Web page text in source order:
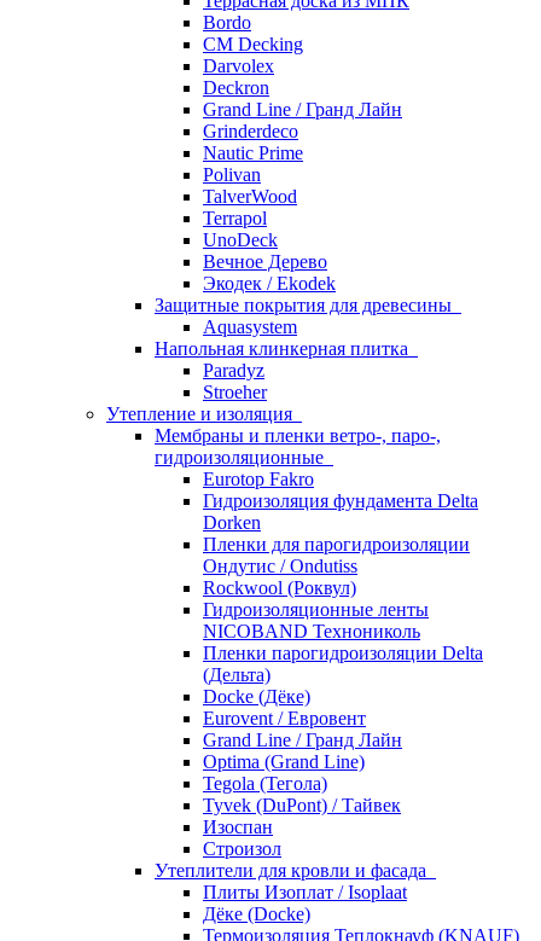
Bordo
CM Decking
Darvolex
Deckron
Grand Line / Гранд Лайн
Grinderdeco
Nautic Prime
Polivan
TalverWood
Terrapol
UnoDeck
Вечное Дерево
Экодек / Ekodek
Защитные покрытия для древесины
Aquasystem
Напольная клинкерная плитка
Paradyz
Stroeher
Утепление и изоляция
Мембраны и пленки ветро-, паро-,
гидроизоляционные
Eurotop Fakro
Гидроизоляция фундамента Delta
Dorken
Пленки для парогидроизоляции
Ондутис / Ondutiss
Rockwool (Роквул)
Гидроизоляционные ленты
NICOBAND Технониколь
Пленки парогидроизоляции Delta
(Дельта)
Docke (Дёке)
Eurovent / Евровент
Grand Line / Гранд Лайн
Optima (Grand Line)
Tegola (Тегола)
Tyvek (DuPont) / Тайвек
Изоспан
Строизол
Утеплители для кровли и фасада
Плиты Изоплат / Isoplaat
Дёке (Docke)
Термоизоляция Теплокнауф (KNAUF)